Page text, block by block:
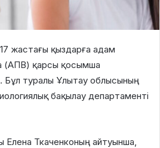
жастағы қыздарға адам
(АПВ) қарсы қосымша
Бұл туралы Ұлытау облысының
бақылау департаменті
Ткаченконың айтуынша,